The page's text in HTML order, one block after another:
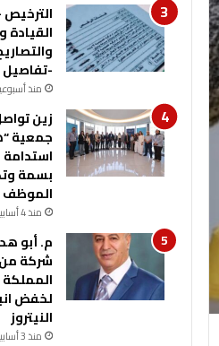
القيادة
-تفاصيل
منذ
زين
جمعية
بسمة
الموظف
منذ 4 أسابيع
م. أبو
شركة
المملكة
لخفض
النيتروز
منذ 3 أسابيع